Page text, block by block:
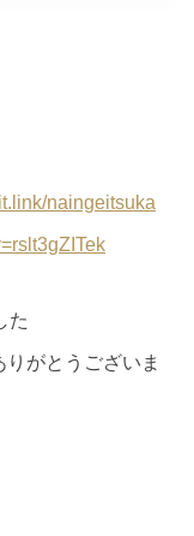
naingeitsuka
た
りがとうございま